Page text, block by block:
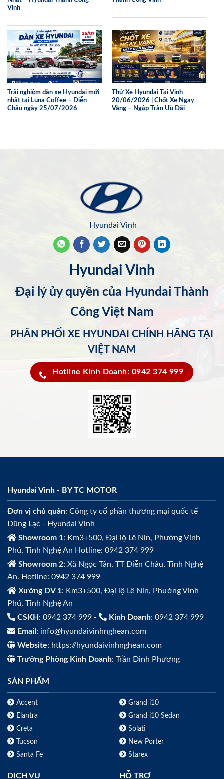
Vinh
Trải nghiệm dàn xe Hyundai mới
nhất tại Luna Coffee – Diễn
Châu ngày 25/07/2026
Thử Xe Hyundai Tại Vinh
20/06/2026 | Chốt Xe Ngay
Vàng – Ngập Tràn Ưu Đãi
Hyundai Vinh
Hyundai Vinh
Đại lý ủy quyền của Hyundai Thành
Công Việt Nam
PHÂN PHỐI XE HYUNDAI CHÍNH HÃNG TẠI
VIỆT NAM
Hotline Kinh Doanh: 0942 374 999
Hyundai Vinh - BY TC MOTOR
Đơn vị chủ quản: Công ty cổ phần thương mại quốc tế
Dũng Lạc - Hyundai Vinh
Showroom 1: Km3+500, Đại lộ Lê Nin, Phường Vinh
Phú, Tỉnh Nghệ An Hotline: 0942 374 999
Showroom 2: Xã Ngọc Tân, TT Diễn Châu, Tỉnh Nghệ
An. Hotline: 0942 374 999
Xưởng DV 1: Km3+500, Đại lộ Lê Nin, Phường Vinh
Phú, Tỉnh Nghệ An
CSKH : 0942 374 999 - Kinh Doanh: 0942 374 999
Email : info@hyundaivinhnghean.com
Website: https://hyundaivinhnghean.com
Trưởng Phòng Kinh Doanh: Trần Đình Phương
SẢN PHẨM
Accent
Elantra
Creta
Tucson
Santa Fe
Grand i10
Grand i10 Sedan
Solati
New Porter
Starex
DỊCH VỤ HỖ TRỢ